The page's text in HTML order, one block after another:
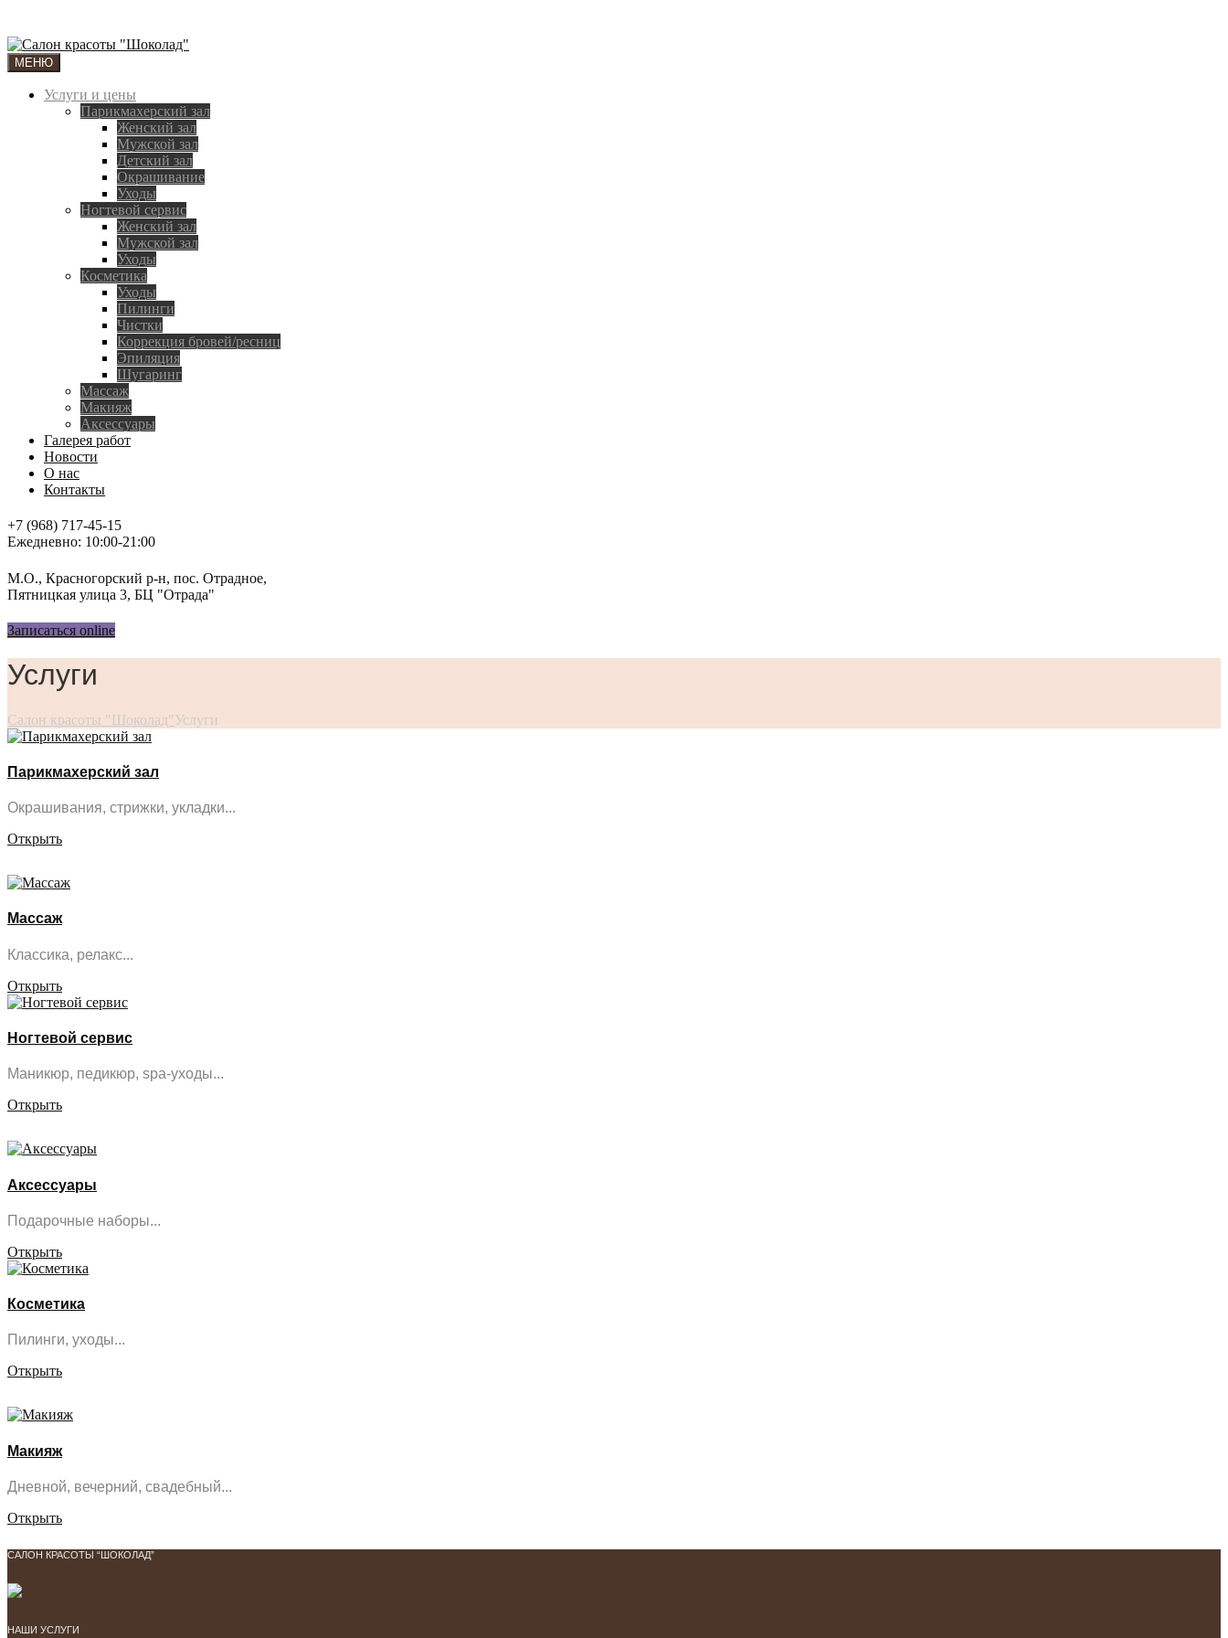
МЕНЮ
Услуги и цены
Парикмахерский зал
Женский зал
Мужской зал
Детский зал
Окрашивание
Уходы
Ногтевой сервис
Женский зал
Мужской зал
Уходы
Косметика
Уходы
Пилинги
Чистки
Коррекция бровей/ресниц
Эпиляция
Шугаринг
Массаж
Макияж
Аксессуары
Галерея работ
Новости
О нас
Контакты
+7 (968) 717-45-15
Ежедневно: 10:00-21:00
М.О., Красногорский р-н, пос. Отрадное,
Пятницкая улица 3, БЦ "Отрада"
Записаться online
Услуги
Салон красоты "Шоколад"Услуги
Парикмахерский зал
Окрашивания, стрижки, укладки...
Открыть
Массаж
Классика, релакс...
Открыть
Ногтевой сервис
Маникюр, педикюр, spa-уходы...
Открыть
Аксессуары
Подарочные наборы...
Открыть
Косметика
Пилинги, уходы...
Открыть
Макияж
Дневной, вечерний, свадебный...
Открыть
САЛОН КРАСОТЫ “ШОКОЛАД”
НАШИ УСЛУГИ